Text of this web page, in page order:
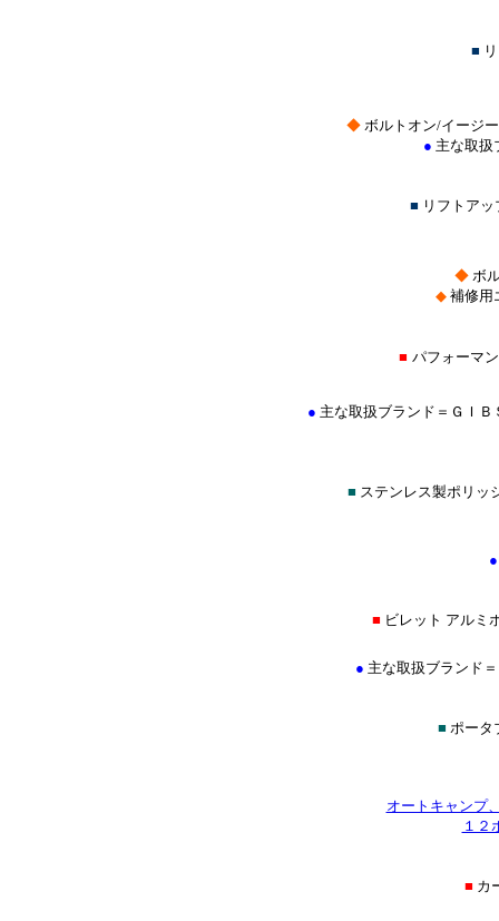
■
◆ ボルトオン/イージ
● 主な取扱
■ リフトア
◆ ボ
◆補修用
■ パフォーマ
● 主な取扱ブランド＝ＧＩ
■ ステンレス製ポリ
●
■ ビレット アルミ
● 主な取扱ブランド
■ ポータ
オートキャンプ
１２
■ カ